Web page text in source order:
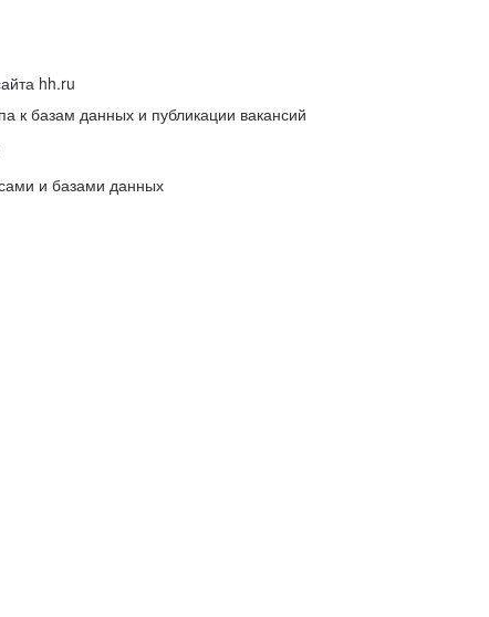
hh.ru
базам данных и публикации вакансий
и базами данных